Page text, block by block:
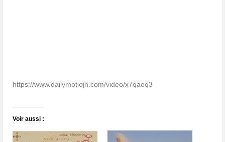
https://www.dailymotiojn.com/video/x7qaoq3
Voir aussi :